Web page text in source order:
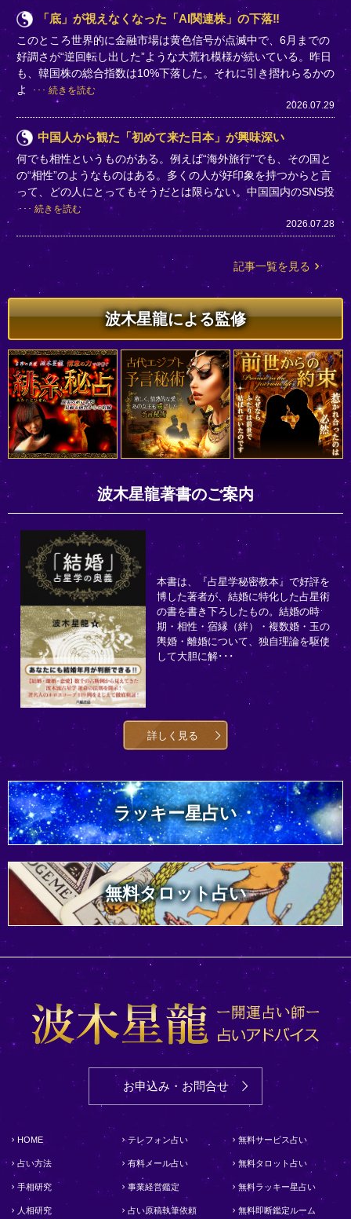
「底」が視えなくなった「AI関連株」の下落‼
このところ世界的に金融市場は黄色信号が点滅中で、6月までの
好調さが“逆回転し出した”ような大荒れ模様が続いている。昨日
も、韓国株の総合指数は10%下落した。それに引き摺れらるかの
よ
続きを読む
2026.07.29
中国人から観た「初めて来た日本」が興味深い
何でも相性というものがある。例えば“海外旅行”でも、その国と
の“相性”のようなものはある。多くの人が好印象を持つからと言
って、どの人にとってもそうだとは限らない。中国国内のSNS投
続きを読む
2026.07.28
記事一覧を見る
波木星龍による監修
波木星龍著書のご案内
本書は、『占星学秘密教本』で好評を
博した著者が、結婚に特化した占星術
の書を書き下ろしたもの。結婚の時
期・相性・宿縁（絆）・複数婚・玉の
輿婚・離婚について、独自理論を駆使
して大胆に解･･･
詳しく見る
ラッキー星占い
無料タロット占い
お申込み・お問合せ
HOME
占い方法
手相研究
人相研究
テレフォン占い
有料メール占い
事業経営鑑定
占い原稿執筆依頼
無料サービス占い
無料タロット占い
無料ラッキー星占い
無料即断鑑定ルーム